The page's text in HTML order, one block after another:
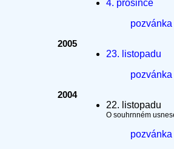
4. prosince
pozvánka
2005
23. listopadu
pozvánka
2004
22. listopadu
O souhrnném
pozvánka